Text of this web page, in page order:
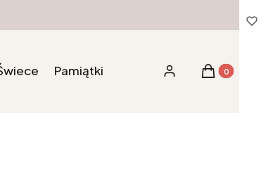
Pamiątki Zaloguj sięProdukty w
Koszyk